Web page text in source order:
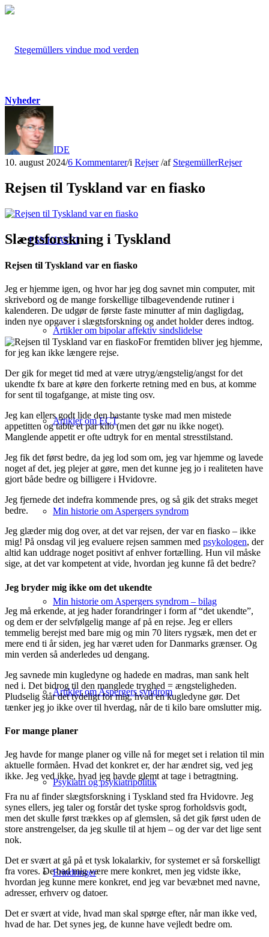
FORSIDE
PSYKIATRI
Artikler om bipolar affektiv sindslidelse
Artikler om ECT
Min historie om Aspergers syndrom
Min historie om Aspergers syndrom – bilag
Artikler om Aspergers syndrom
Psykiatri og psykiatripolitik
Erindringer
Nyheder
10. august 2024/6 Kommentarer/i Rejser /af StegemüllerRejser
Rejsen til Tyskland var en fiasko
Slægtsforskning i Tyskland
Rejsen til Tyskland var en fiasko
Jeg er hjemme igen, og hvor har jeg dog savnet min computer, mit
skrivebord og de mange forskellige tilbagevendende rutiner i
kalenderen. De udgør de første faste minutter af min dagligdag,
inden nye opgaver i slægtsforskning og andet holder deres indtog.
For fremtiden bliver jeg hjemme,
for jeg kan ikke længere rejse.
Der gik for meget tid med at være utryg/ængstelig/angst for det
ukendte fx bare at køre den forkerte retning med en bus, at komme
for sent til togafgange, at miste ting osv.
Jeg kan ellers godt lide den bastante tyske mad men mistede
appetitten og tabte et par kilo (men det gør nu ikke noget).
Manglende appetit er ofte udtryk for en mental stresstilstand.
Jeg fik det først bedre, da jeg lod som om, jeg var hjemme og lavede
noget af det, jeg plejer at gøre, men det kunne jeg jo i realiteten have
gjort både bedre og billigere i Hvidovre.
Jeg fjernede det indefra kommende pres, og så gik det straks meget
bedre.
Jeg glæder mig dog over, at det var rejsen, der var en fiasko – ikke
mig! På onsdag vil jeg evaluere rejsen sammen med psykologen, der
altid kan uddrage noget positivt af enhver fortælling. Hun vil måske
sige, at det var kompetent at vide, hvordan jeg kunne få det bedre?
Jeg bryder mig ikke om det ukendte
Jeg må erkende, at jeg hader forandringer i form af “det ukendte”,
og dem er der selvfølgelig mange af på en rejse. Jeg er ellers
temmelig berejst med bare mig og min 70 liters rygsæk, men det er
mere end ti år siden, jeg har været uden for Danmarks grænser. Og
min verden så anderledes ud dengang.
Jeg savnede min kugledyne og hadede en madras, man sank helt
ned i. Det bidrog til den manglede tryghed = ængsteligheden.
Pludselig står det tydeligt for mig, hvad en kugledyne gør. Det
tænker jeg jo ikke over til hverdag, når de ti kilo bare omslutter mig.
For mange planer
Jeg havde for mange planer og ville nå for meget set i relation til min
aktuelle formåen. Hvad det konkret er, der har ændret sig, ved jeg
ikke. Jeg ved ikke, hvad jeg havde glemt at tage i betragtning.
Fra nu af finder slægtsforskning i Tyskland sted fra Hvidovre. Jeg
synes ellers, jeg taler og forstår det tyske sprog forholdsvis godt,
men det skulle først trækkes op af glemslen, så det gik først uden de
store anstrengelser, da jeg skulle til at hjem – og der var det lige sent
nok.
Det er svært at gå på et tysk lokalarkiv, for systemet er så forskelligt
fra vores. De bad mig være mere konkret, men jeg vidste ikke,
hvordan jeg kunne mere konkret, end jeg var bevæbnet med navne,
adresser, erhverv og datoer.
Det er svært at vide, hvad man skal spørge efter, når man ikke ved,
hvad de har. Det synes jeg, de kunne have vejledt bedre om.